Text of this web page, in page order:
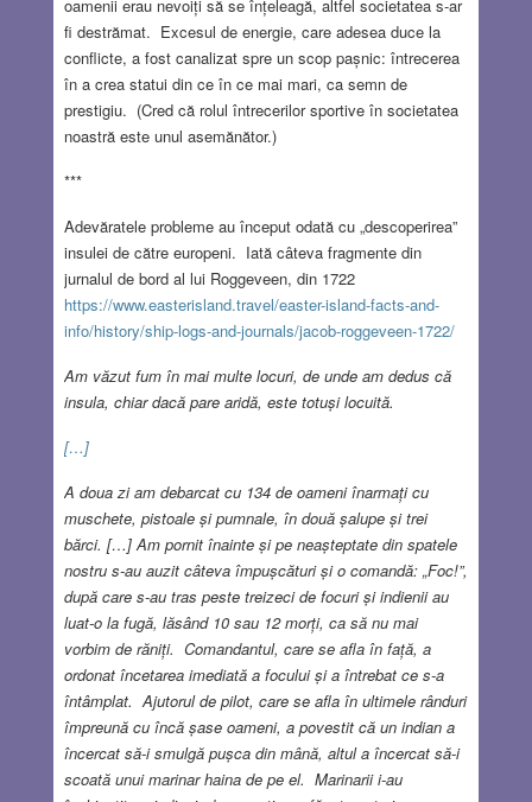
oamenii erau nevoiți să se înțeleagă, altfel societatea s-ar
fi destrămat. Excesul de energie, care adesea duce la
conflicte, a fost canalizat spre un scop pașnic: întrecerea
în a crea statui din ce în ce mai mari, ca semn de
prestigiu. (Cred că rolul întrecerilor sportive în societatea
noastră este unul asemănător.)
***
Adevăratele probleme au început odată cu „descoperirea”
insulei de către europeni. Iată câteva fragmente din
jurnalul de bord al lui Roggeveen, din 1722
https://www.easterisland.travel/easter-island-facts-and-
info/history/ship-logs-and-journals/jacob-roggeveen-1722/
Am văzut fum în mai multe locuri, de unde am dedus că
insula, chiar dacă pare aridă, este totuși locuită.
[…]
A doua zi am debarcat cu 134 de oameni înarmați cu
muschete, pistoale și pumnale, în două șalupe și trei
bărci. […] Am pornit înainte și pe neașteptate din spatele
nostru s-au auzit câteva împușcături și o comandă: „Foc!”,
după care s-au tras peste treizeci de focuri și indienii au
luat-o la fugă, lăsând 10 sau 12 morți, ca să nu mai
vorbim de răniți. Comandantul, care se afla în față, a
ordonat încetarea imediată a focului și a întrebat ce s-a
întâmplat. Ajutorul de pilot, care se afla în ultimele rânduri
împreună cu încă șase oameni, a povestit că un indian a
încercat să-i smulgă pușca din mână, altul a încercat să-i
scoată unui marinar haina de pe el. Marinarii i-au